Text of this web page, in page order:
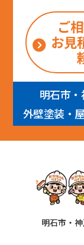
ご
お見
明石市
外壁塗装・
明石市・